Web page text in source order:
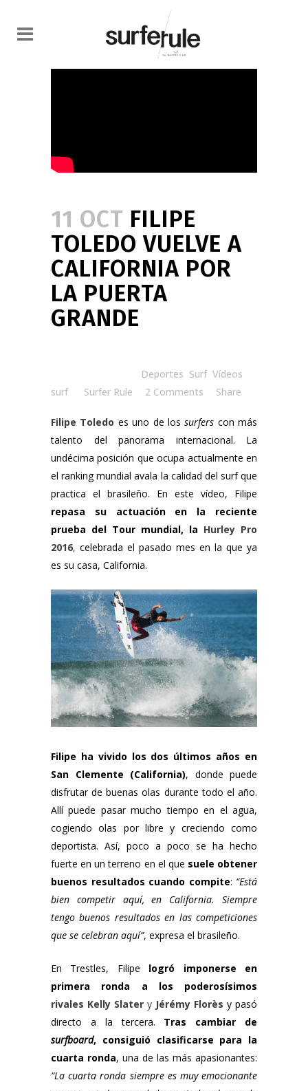
11 OCT FILIPE
TOLEDO VUELVE A
CALIFORNIA POR
LA PUERTA
GRANDE
Deportes Surf Vídeos
surf
Surfer Rule 2 Comments Share
Filipe Toledo es uno de lossurfers con más
talento del panorama internacional. La
undécima posición que ocupa actualmente en
el ranking mundial avala la calidad del surf que
practica el brasileño. En este vídeo, Filipe
repasa su actuación en la reciente
prueba del Tour mundial, la Hurley Pro
2016, celebrada el pasado mes en la que ya
es su casa, California.
Filipe ha vivido los dos últimos años en
San Clemente (California), donde puede
disfrutar de buenas olas durante todo el año.
Allí puede pasar mucho tiempo en el agua,
cogiendo olas por libre y creciendo como
deportista. Así, poco a poco se ha hecho
fuerte en un terreno en el que suele obtener
buenos resultados cuando compite: “Está
bien competir aquí, en California. Siempre
tengo buenos resultados en las competiciones
que se celebran aquí”, expresa el brasileño.
En Trestles, Filipe logró imponerse en
primera ronda a los poderosísimos
rivales Kelly Slater y Jérémy Florès y pasó
directo a la tercera. Tras cambiar de
surfboard, consiguió clasificarse para la
cuarta ronda, una de las más apasionantes:
“La cuarta ronda siempre es muy emocionante